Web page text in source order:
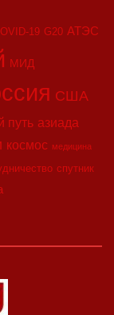
19 G20 АТЭС
МИД
США
путь азиада
космос медицина
спутник